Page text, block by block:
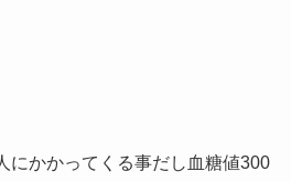
かかってくる事だし血糖値300